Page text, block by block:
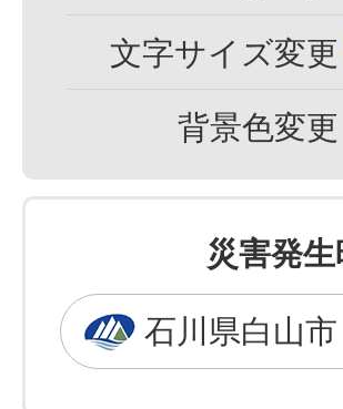
文字サイズ変更
背景色変更
災害発
石川県白山市